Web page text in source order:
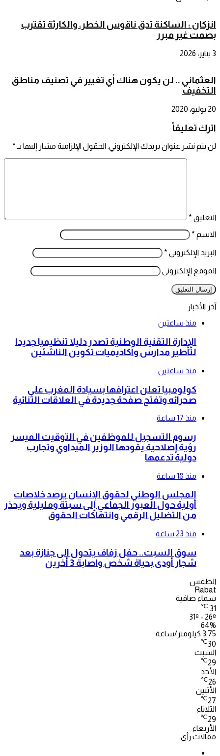
انزكان : الساكنة تدق ناقوس الخطر، والكارثة تقترب
بصمت غير مبرر
3 يناير، 2026
العثماني .. لن يكون هناك أي تغيير في تصنيف مناطق
التخفيف
20 يوليو، 2020
اترك تعليقاً
لن يتم نشر عنوان بريدك الإلكتروني.الحقول الإلزامية مشار إليها بـ *
التعليق *
الاسم *
البريد الإلكتروني *
الموقع الإلكتروني
آخر الأخبار
منذ ساعتين
الإدارة التقنية الوطنية تصدر دليلا تنظيميا جديدا
لتأطير مدارس وأكاديميات تكوين الناشئين
منذ ساعتين
كولومبيا تعلن اعترافها بسيادة المغرب على
صحرائه وتفتح صفحة جديدة في العلاقات الثنائية
منذ 17 ساعة
رسوم التسجيل للموظفين في التوقيت الميسر
رؤية إصلاحية يقودها الوزير الميداوي وتجارب
دولية تدعمها
منذ 18 ساعة
المجلس الوطني لحقوق الإنسان يرصد خلاصات
أولية حول العبور الجماعي إلى سبتة ومليلية ويحذر
من التضليل الرقمي وانتهاكات الحقوق
منذ 23 ساعة
سوق السبت.. حفل زفاف يتحول الى جنازة بعد
شجار أودى بحياة شخص واصابة 3 أخرين
الطقس
Rabat
سماء صافية
31
℃
31º - 26º
64%
3.75 كيلومتر/ساعة
30
℃
السبت
29
℃
الأحد
26
℃
الأثنين
27
℃
الثلاثاء
29
℃
الأربعاء
مقالات رأي